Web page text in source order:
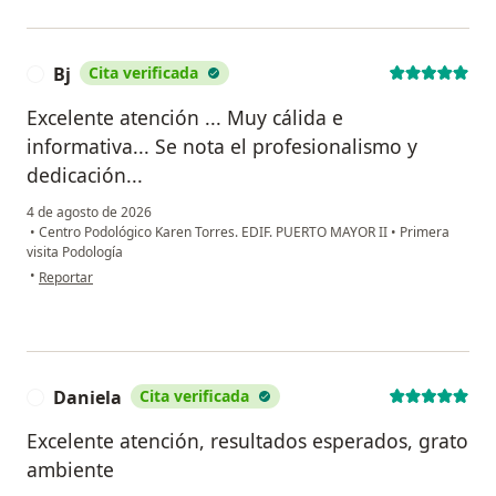
Bj Cita verificada
Excelente atención ... Muy cálida e
informativa... Se nota el profesionalismo y
dedicación...
4 de agosto de 2026
• Centro Podológico Karen Torres. EDIF. PUERTO MAYOR II • Primera
visita Podología
• en opinión del usuario Bj
Reportar
Daniela Cita verificada
Excelente atención, resultados esperados, grato
ambiente